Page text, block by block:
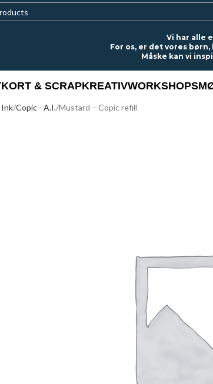
Vi har alle
For os, er det vores
Måske kan vi
KORT & SCRAPKREATIVWORKSHOPS
Ink Copic - A.I. Mustard – Copic refill